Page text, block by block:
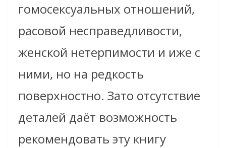
гомосексуальных отношений,
расовой несправедливости,
женской нетерпимости и иже с
ними, но на редкость
поверхностно. Зато отсутствие
деталей даёт возможность
рекомендовать эту книгу